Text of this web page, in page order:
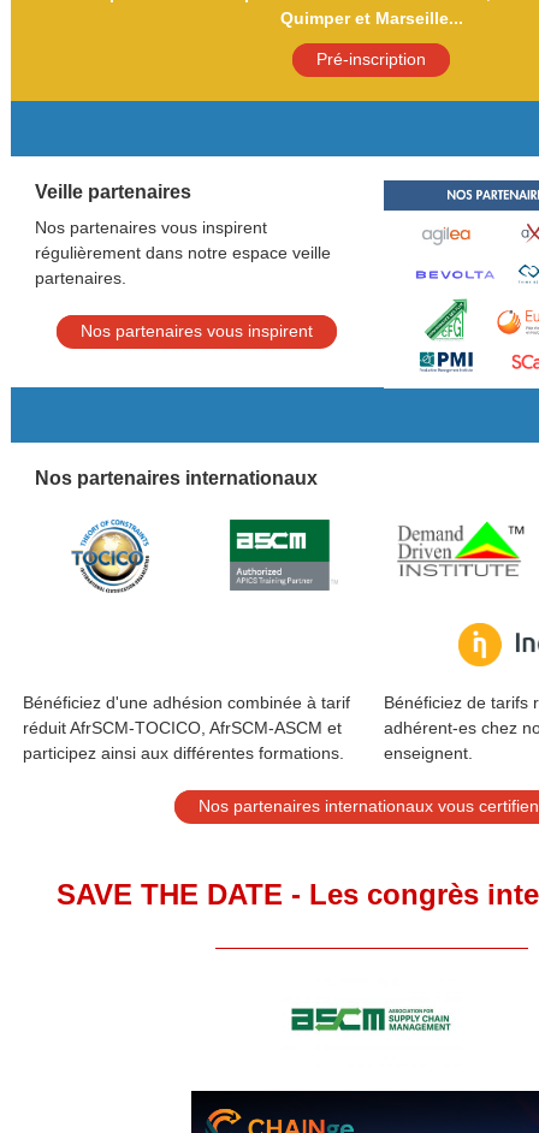
Quimper et Marseille...
Pré-inscription
Veille partenaires
Nos partenaires vous inspirent
régulièrement dans notre espace veille
partenaires.
Nos partenaires vous inspirent
Nos partenaires internationaux
Bénéficiez d'une adhésion combinée à tarif
réduit AfrSCM-TOCICO, AfrSCM-ASCM et
participez ainsi aux différentes formations.
Bénéficiez de tarifs
adhérent-es chez
enseignent.
Nos partenaires internationaux vous
SAVE THE DATE - Les congrès